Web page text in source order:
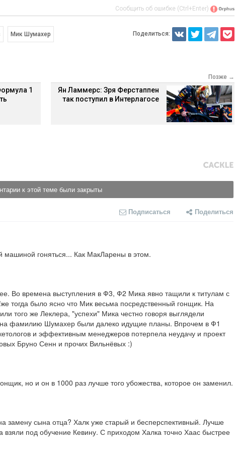
Сообщить об ошибке (Ctrl+Enter)
Мик Шумахер Поделиться:
1
Позже →
Ян Ламмерс: Зря Ферстаппен
так поступил в Интерлагосе
к этой теме были закрыты
Подписаться Поделиться
машиной гоняться... Как МакЛарены в этом.
Во времена выступления в Ф3, Ф2 Мика явно тащили к титулам с
тогда было ясно что Мик весьма посредственный гонщик. На
того же Леклера, "успехи" Мика честно говоря выглядели
на фамилию Шумахер были далеко идущие планы. Впрочем в Ф1
и эффективным менеджеров потерпела неудачу и проект
Бруно Сенн и прочих Вильнёвых :)
но и он в 1000 раз лучше того убожества, которое он заменил.
замену сына отца? Халк уже старый и бесперспективный. Лучше
взяли под обучение Кевину. С приходом Халка точно Хаас быстрее